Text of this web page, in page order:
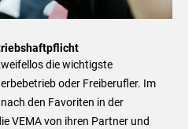
die wichtigste
oder Freiberufler. Im
den Favoriten in der
VEMA von ihren Partner und